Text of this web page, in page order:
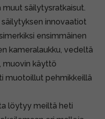
säilytysratkaisut.
innovaatiot
ensimmäinen
kameralaukku, vedeltä
muovin käyttö
muotoillut pehmikkeillä
löytyy meiltä heti